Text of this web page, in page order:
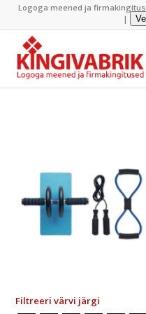
Logoga meened ja
|
Filtreeri värvi järgi